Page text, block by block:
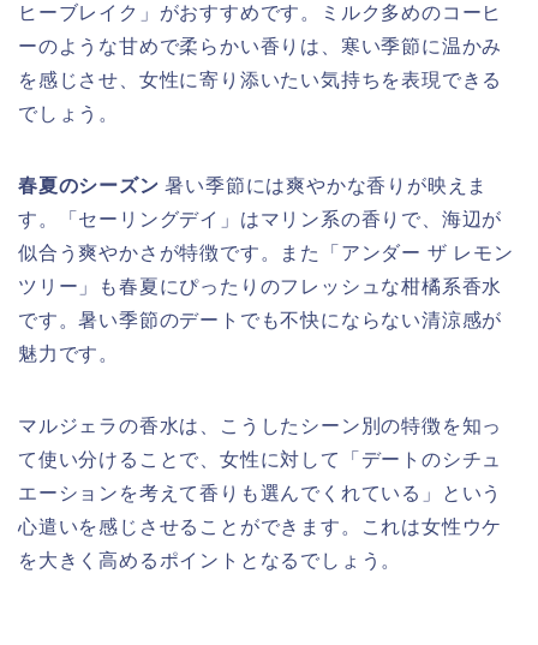
ヒーブレイク」がおすすめです。ミルク多めのコーヒ
ーのような甘めで柔らかい香りは、寒い季節に温かみ
を感じさせ、女性に寄り添いたい気持ちを表現できる
でしょう。
春夏のシーズン 暑い季節には爽やかな香りが映えま
す。「セーリングデイ」はマリン系の香りで、海辺が
似合う爽やかさが特徴です。また「アンダー ザ レモン
ツリー」も春夏にぴったりのフレッシュな柑橘系香水
です。暑い季節のデートでも不快にならない清涼感が
魅力です。
マルジェラの香水は、こうしたシーン別の特徴を知っ
て使い分けることで、女性に対して「デートのシチュ
エーションを考えて香りも選んでくれている」という
心遣いを感じさせることができます。これは女性ウケ
を大きく高めるポイントとなるでしょう。